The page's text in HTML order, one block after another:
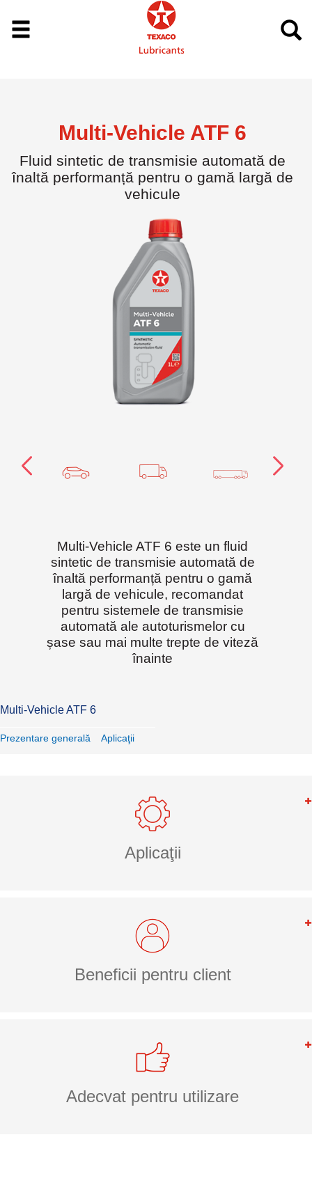
Multi-Vehicle ATF 6
Fluid sintetic de transmisie automată de
înaltă performanță pentru o gamă largă de
vehicule
Multi-Vehicle ATF 6 este un fluid
sintetic de transmisie automată de
înaltă performanță pentru o gamă
largă de vehicule, recomandat
pentru sistemele de transmisie
automată ale autoturismelor cu
șase sau mai multe trepte de viteză
înainte
Multi-Vehicle ATF 6
Prezentare generală Aplicaţii
Aplicaţii
Beneficii pentru client
Adecvat pentru utilizare